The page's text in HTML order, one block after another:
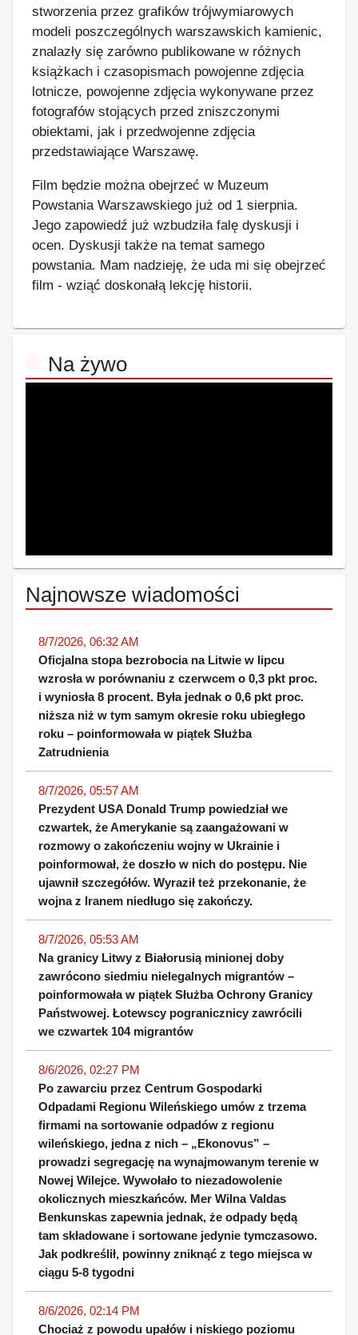
stworzenia przez grafików trójwymiarowych
modeli poszczególnych warszawskich kamienic,
znalazły się zarówno publikowane w różnych
książkach i czasopismach powojenne zdjęcia
lotnicze, powojenne zdjęcia wykonywane przez
fotografów stojących przed zniszczonymi
obiektami, jak i przedwojenne zdjęcia
przedstawiające Warszawę.
Film będzie można obejrzeć w Muzeum
Powstania Warszawskiego już od 1 sierpnia.
Jego zapowiedź już wzbudziła falę dyskusji i
ocen. Dyskusji także na temat samego
powstania. Mam nadzieję, że uda mi się obejrzeć
film - wziąć doskonałą lekcję historii.
Na żywo
Najnowsze wiadomości
8/7/2026, 06:32 AM
Oficjalna stopa bezrobocia na Litwie w lipcu
wzrosła w porównaniu z czerwcem o 0,3 pkt proc.
i wyniosła 8 procent. Była jednak o 0,6 pkt proc.
niższa niż w tym samym okresie roku ubiegłego
roku – poinformowała w piątek Służba
Zatrudnienia
8/7/2026, 05:57 AM
Prezydent USA Donald Trump powiedział we
czwartek, że Amerykanie są zaangażowani w
rozmowy o zakończeniu wojny w Ukrainie i
poinformował, że doszło w nich do postępu. Nie
ujawnił szczegółów. Wyraził też przekonanie, że
wojna z Iranem niedługo się zakończy.
8/7/2026, 05:53 AM
Na granicy Litwy z Białorusią minionej doby
zawrócono siedmiu nielegalnych migrantów –
poinformowała w piątek Służba Ochrony Granicy
Państwowej. Łotewscy pogranicznicy zawrócili
we czwartek 104 migrantów
8/6/2026, 02:27 PM
Po zawarciu przez Centrum Gospodarki
Odpadami Regionu Wileńskiego umów z trzema
firmami na sortowanie odpadów z regionu
wileńskiego, jedna z nich – „Ekonovus” –
prowadzi segregację na wynajmowanym terenie w
Nowej Wilejce. Wywołało to niezadowolenie
okolicznych mieszkańców. Mer Wilna Valdas
Benkunskas zapewnia jednak, że odpady będą
tam składowane i sortowane jedynie tymczasowo.
Jak podkreślił, powinny zniknąć z tego miejsca w
ciągu 5-8 tygodni
8/6/2026, 02:14 PM
Chociaż z powodu upałów i niskiego poziomu